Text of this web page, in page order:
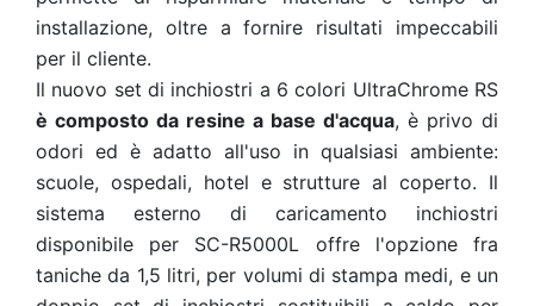
installazione, oltre a fornire risultati impeccabili
per il cliente.
Il nuovo set di inchiostri a 6 colori UltraChrome RS
è composto da resine a base d'acqua, è privo di
odori ed è adatto all'uso in qualsiasi ambiente:
scuole, ospedali, hotel e strutture al coperto. Il
sistema esterno di caricamento inchiostri
disponibile per SC-R5000L offre l'opzione fra
taniche da 1,5 litri, per volumi di stampa medi, e un